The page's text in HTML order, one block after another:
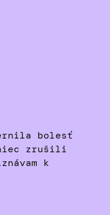
bolesť
zrušili
k